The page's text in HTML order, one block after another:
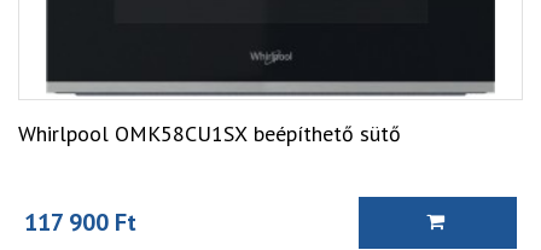
Whirlpool OMK58CU1SX beépíthető sütő
117 900 Ft